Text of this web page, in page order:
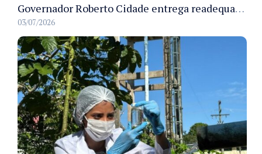
Governador Roberto Cidade entrega readequação do ambulatório da FCecon e amplia capacidade de atendimento oncológico em Manaus
03/07/2026